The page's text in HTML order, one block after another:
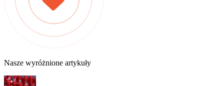
Nasze wyróżnione artykuły